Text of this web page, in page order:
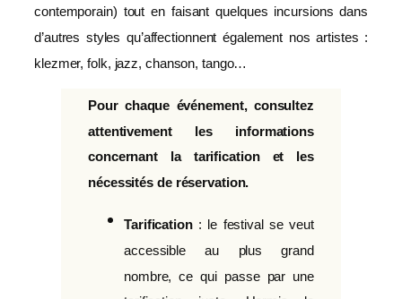
contemporain) tout en faisant quelques incursions dans
d’autres styles qu’affectionnent également nos artistes :
klezmer, folk, jazz, chanson, tango…
Pour chaque événement, consultez
attentivement les informations
concernant la tarification et les
nécessités de réservation.
Tarification: le festival se veut
accessible au plus grand
nombre, ce qui passe par une